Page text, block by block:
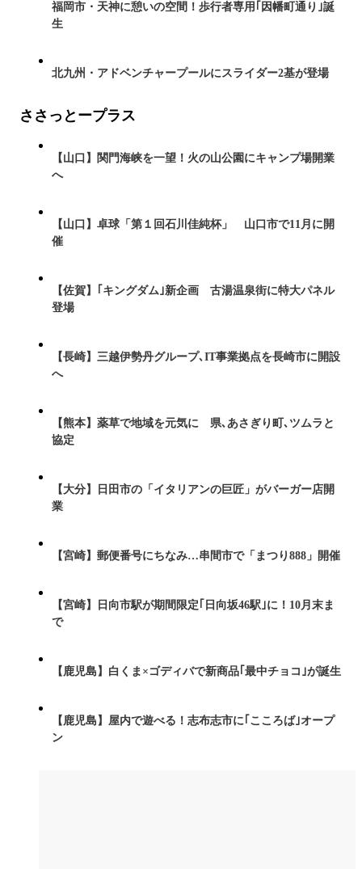
福岡市・天神に憩いの空間！歩行者専用｢因幡町通り｣誕
生
北九州・アドベンチャープールにスライダー2基が登場
ささっとープラス
【山口】関門海峡を一望！火の山公園にキャンプ場開業
へ
【山口】卓球「第１回石川佳純杯」 山口市で11月に開
催
【佐賀】｢キングダム｣新企画 古湯温泉街に特大パネル
登場
【長崎】三越伊勢丹グループ､IT事業拠点を長崎市に開設
へ
【熊本】薬草で地域を元気に 県､あさぎり町､ツムラと
協定
【大分】日田市の「イタリアンの巨匠」がバーガー店開
業
【宮崎】郵便番号にちなみ…串間市で「まつり888」開催
【宮崎】日向市駅が期間限定｢日向坂46駅｣に！10月末ま
で
【鹿児島】白くま×ゴディバで新商品｢最中チョコ｣が誕生
【鹿児島】屋内で遊べる！志布志市に｢こころば｣オープ
ン